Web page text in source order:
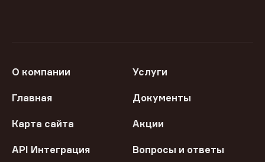
О компании Услуги
Главная Документы
Карта сайта Акции
API Интеграция Вопросы и ответы